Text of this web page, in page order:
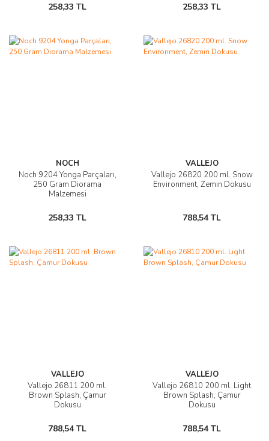
258,33 TL 258,33 TL
NOCH
Noch 9204 Yonga Parçaları,
250 Gram Diorama
Malzemesi
258,33 TL
VALLEJO
Vallejo 26820 200 ml. Snow
Environment, Zemin Dokusu
788,54 TL
VALLEJO
Vallejo 26811 200 ml.
Brown Splash, Çamur
Dokusu
788,54 TL
VALLEJO
Vallejo 26810 200 ml. Light
Brown Splash, Çamur
Dokusu
788,54 TL